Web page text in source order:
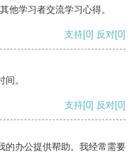
他学习者交流学习心得。
支持[0] 反对[0]
。
支持[0] 反对[0]
的办公提供帮助。我经常需要